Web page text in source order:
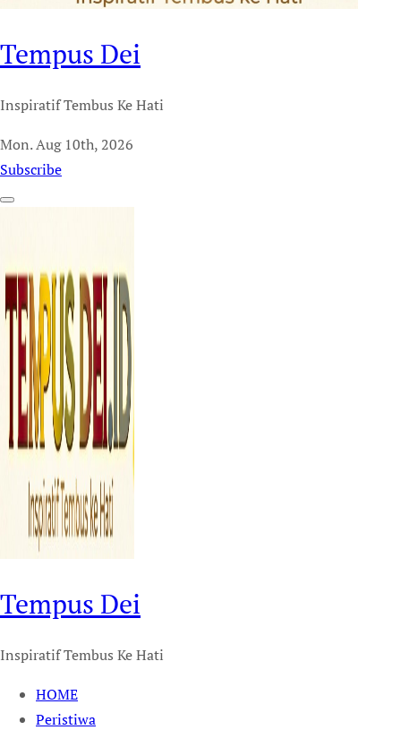
Tempus Dei
Inspiratif Tembus Ke Hati
Mon. Aug 10th, 2026
Subscribe
Tempus Dei
Inspiratif Tembus Ke Hati
HOME
Peristiwa